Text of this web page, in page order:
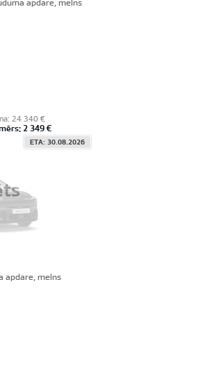
apdare, melns
24 340 €
2 349 €
ETA: 30.08.2026
apdare, melns